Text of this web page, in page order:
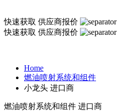
快速获取 供应商报价
快速获取 供应商报价
Home
燃油喷射系统和组件
小龙头 进口商
燃油喷射系统和组件 进口商